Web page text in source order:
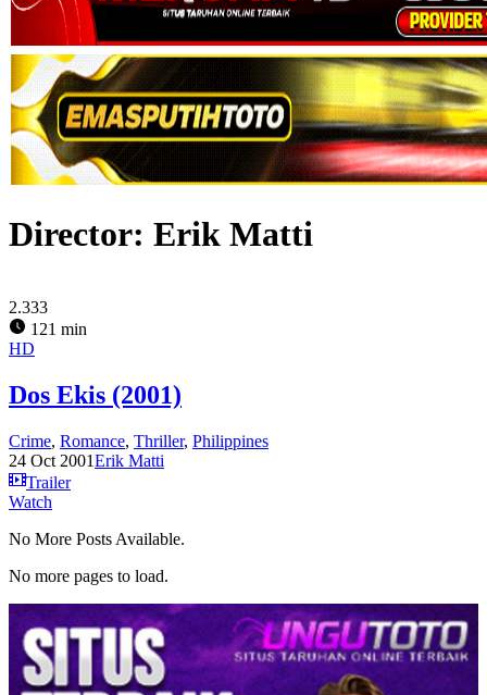
Director: Erik Matti
2.333
121 min
HD
Dos Ekis (2001)
Crime, Romance, Thriller, Philippines
24 Oct 2001Erik Matti
Trailer
Watch
No More Posts Available.
No more pages to load.